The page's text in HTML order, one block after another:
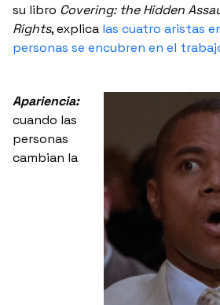
su libro Covering: the Hidden
Rights, explica las cuatro aristas
personas se encubren en el
Apariencia:
cuando las
personas
cambian la